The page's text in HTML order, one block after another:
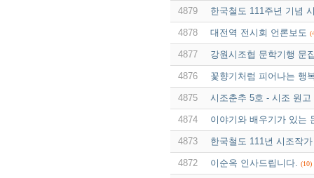
4879 한국철도 111주년 기념
4878 대전역 전시회 언론보도
4877 강원시조협 문학기행 문
4876 꽃향기처럼 피어나는 행
4875 시조춘추 5호 - 시조 원고
4874 이야기와 배우기가 있는
4873 한국철도 111년 시조작
4872 이순옥 인사드립니다. (10)